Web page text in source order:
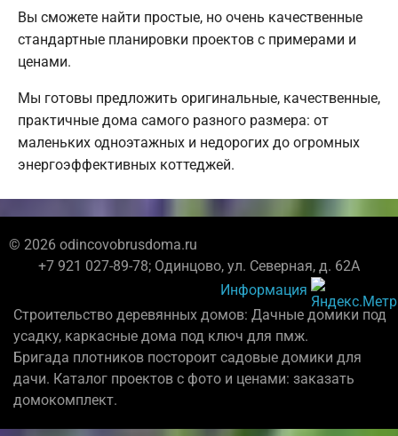
Вы сможете найти простые, но очень качественные
стандартные планировки проектов с примерами и
ценами.
Мы готовы предложить оригинальные, качественные,
практичные дома самого разного размера: от
маленьких одноэтажных и недорогих до огромных
энергоэффективных коттеджей.
© 2026 odincovobrusdoma.ru
+7 921 027-89-78; Одинцово, ул. Северная, д. 62А
Информация
Строительство деревянных домов: Дачные домики под
усадку, каркасные дома под ключ для пмж.
Бригада плотников постороит садовые домики для
дачи. Каталог проектов с фото и ценами: заказать
домокомплект.